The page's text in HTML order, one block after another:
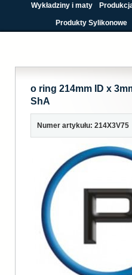
Wykładziny i maty
Produkty Sylikonowe
o ring 214mm ID x
ShA
Numer artykułu: 214X3V75